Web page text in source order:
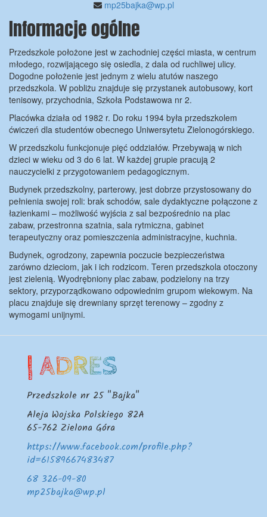
mp25bajka@wp.pl
Informacje ogólne
Przedszkole położone jest w zachodniej części miasta, w centrum
młodego, rozwijającego się osiedla, z dala od ruchliwej ulicy.
Dogodne położenie jest jednym z wielu atutów naszego
przedszkola. W pobliżu znajduje się przystanek autobusowy, kort
tenisowy, przychodnia, Szkoła Podstawowa nr 2.
Placówka działa od 1982 r. Do roku 1994 była przedszkolem
ćwiczeń dla studentów obecnego Uniwersytetu Zielonogórskiego.
W przedszkolu funkcjonuje pięć oddziałów. Przebywają w nich
dzieci w wieku od 3 do 6 lat. W każdej grupie pracują 2
nauczycielki z przygotowaniem pedagogicznym.
Budynek przedszkolny, parterowy, jest dobrze przystosowany do
pełnienia swojej roli: brak schodów, sale dydaktyczne połączone z
łazienkami – możliwość wyjścia z sal bezpośrednio na plac
zabaw, przestronna szatnia, sala rytmiczna, gabinet
terapeutyczny oraz pomieszczenia administracyjne, kuchnia.
Budynek, ogrodzony, zapewnia poczucie bezpieczeństwa
zarówno dzieciom, jak i ich rodzicom. Teren przedszkola otoczony
jest zielenią. Wyodrębniony plac zabaw, podzielony na trzy
sektory, przyporządkowano odpowiednim grupom wiekowym. Na
placu znajduje się drewniany sprzęt terenowy – zgodny z
wymogami unijnymi.
| ADRES
Przedszkole nr 25 "Bajka"
Aleja Wojska Polskiego 82A
65-762 Zielona Góra
https://www.facebook.com/profile.php?
id=61589667483487
68 326-09-80
mp25bajka@wp.pl